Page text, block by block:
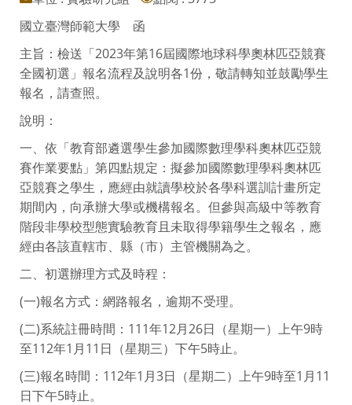
國立臺灣師範大學 函
主旨：檢送「2023年第16屆國際地球科學奧林匹亞競賽
全國初選」報名流程及說明各1份，敬請轉知並鼓勵學生
報名，請查照。
說明：
一、依「教育部遴選學生參加國際數理學科奧林匹亞競
賽作業要點」第四點規定：擬參加國際數理學科奧林匹
亞競賽之學生，應經由就讀學校於各學科選訓計畫所定
期間內，向承辦大學或機構報名。但參與高級中等教育
階段非學校型態實驗教育且未取得學籍學生之報名，應
經由各該直轄市、縣（市）主管機關為之。
二、初選辦理方式及時程：
(一)報名方式：網路報名，逾期不受理。
(二)系統註冊時間：111年12月26日（星期一）上午9時
至112年1月11日（星期三）下午5時止。
(三)報名時間：112年1月3日（星期二）上午9時至1月11
日下午5時止。